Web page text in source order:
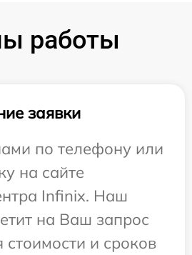
работы
заявки
по телефону или
на сайте
Infinix. Наш
на Ваш запрос
стоимости и сроков